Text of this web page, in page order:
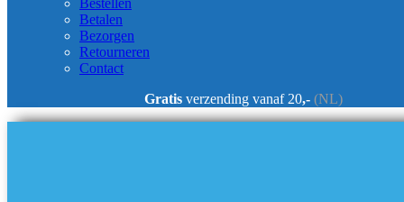
Bestellen
Betalen
Bezorgen
Retourneren
Contact
Gratis verzending vanaf 20,- (NL)